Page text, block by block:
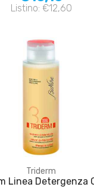
Listino: €12,60
Triderm
Linea Detergenza